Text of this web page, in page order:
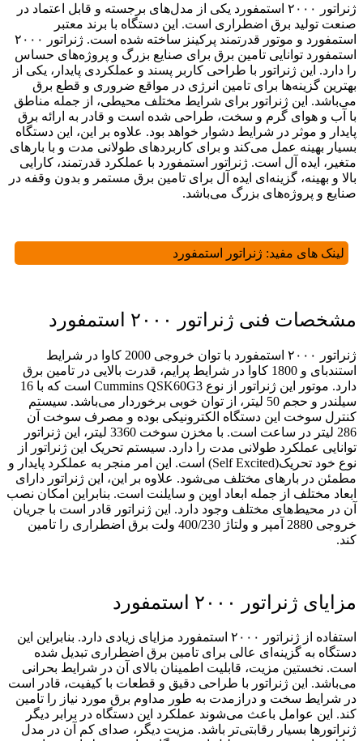
ژنراتور ۲۰۰۰ استمفورد یکی از مدل‌های برجسته و قابل ‌اعتماد در
صنعت تولید برق اضطراری است. این دستگاه با برند معتبر
استمفورد و موتور قدرتمند پرکینز ساخته شده است. ژنراتور ۲۰۰۰
استمفورد توانایی تامین برق برای صنایع بزرگ و پروژه‌های حساس
را دارد. این ژنراتور با طراحی کاربر پسند و عملکردی پایدار، یکی از
بهترین گزینه‌ها برای تامین انرژی در مواقع ضروری و قطع برق
می‌باشد. این ژنراتور برای شرایط مختلف محیطی، از جمله مناطق
با آب و هوای گرم و سخت، طراحی شده است و قادر به ارائه برق
پایدار و موثر در شرایط دشوار خواهد بود. علاوه بر این، این دستگاه
بسیار بهینه عمل می‌کند و برای کاربردهای طولانی ‌مدت و با بارهای
متغیر، ایده ‌آل است. ژنراتور استمفورد با عملکرد قدرتمند، کارایی
بالا و بهینه، گزینه‌ای ایده ‌آل برای تامین برق مستمر و بدون وقفه در
صنایع و پروژه‌های بزرگ می‌باشد.
لینک های مفید: ژنراتور استمفورد
مشخصات فنی ژنراتور ۲۰۰۰ استمفورد
ژنراتور ۲۰۰۰ استمفورد با توان خروجی 2000 کاوا در شرایط
استندبای و 1800 کاوا در شرایط پرایم، قدرت بالایی در تامین برق
دارد. موتور این ژنراتور از نوع Cummins QSK60G3 است که با 16
سیلندر و حجم 50 لیتر، از توان خوبی برخوردار می‌باشد. سیستم
کنترل سوخت این دستگاه الکترونیکی بوده و مصرف سوخت آن
286 لیتر در ساعت است. با مخزن سوخت 3360 لیتر، این ژنراتور
توانایی عملکرد طولانی مدت را دارد. سیستم تحریک این ژنراتور از
نوع خود تحریک(Self Excited) است. این امر منجر به عملکرد پایدار و
مطمئن در بارهای مختلف می‌شود. علاوه بر این، این ژنراتور دارای
ابعاد مختلف از جمله ابعاد اوپن و سایلنت است. بنابراین امکان نصب
آن در محیط‌های مختلف وجود دارد. این ژنراتور قادر است با جریان
خروجی 2880 آمپر و ولتاژ 400/230 ولت برق اضطراری را تامین
کند.
مزایای ژنراتور ۲۰۰۰ استمفورد
استفاده از ژنراتور ۲۰۰۰ استمفورد مزایای زیادی دارد. بنابراین این
دستگاه به گزینه‌ای عالی برای تامین برق اضطراری تبدیل شده
است. نخستین مزیت، قابلیت اطمینان بالای آن در شرایط بحرانی
می‌باشد. این ژنراتور با طراحی دقیق و قطعات با کیفیت، قادر است
در شرایط سخت و درازمدت به طور مداوم برق مورد نیاز را تامین
کند. این عوامل باعث می‌شوند عملکرد این دستگاه در برابر دیگر
ژنراتورها بسیار رقابتی‌تر باشد. مزیت دیگر، صدای کم آن در مدل